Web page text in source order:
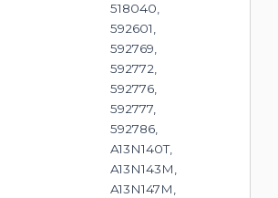
518040,
592601,
592769,
592772,
592776,
592777,
592786,
A13N140T,
A13N143M,
A13N147M,